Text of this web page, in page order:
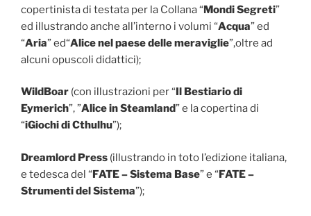
copertinista di testata per la Collana “Mondi Segreti”
ed illustrando anche all’interno i volumi “Acqua” ed
“Aria” ed“Alice nel paese delle meraviglie”,oltre ad
alcuni opuscoli didattici);
WildBoar (con illustrazioni per “Il Bestiario di
Eymerich”, ”Alice in Steamland” e la copertina di
“iGiochi di Cthulhu”);
Dreamlord Press (illustrando in toto l’edizione italiana,
e tedesca del “FATE – Sistema Base” e “FATE –
Strumenti del Sistema”);